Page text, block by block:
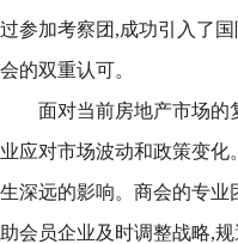
过参加考察团,成功引入了
会的双重认可。
面对当前房地产市场的
业应对市场波动和政策变
生深远的影响。商会的专
助会员企业及时调整战略,